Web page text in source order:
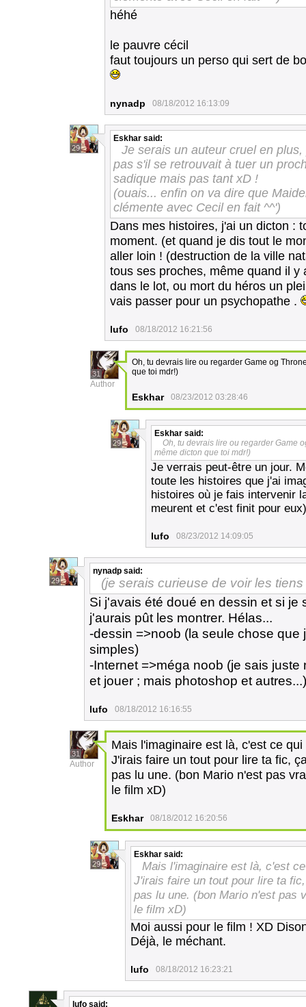
héhé
le pauvre cécil
faut toujours un perso qui sert de
nynadp 08/18/2012 16:13:09
29
Eskhar said:
Je serais un auteur cruel en
pas s'il se retrouvait à tuer un
sadique mais pas tant xD !
(ouais... enfin on va dire que
clémente avec Cecil en fait ^^')
Dans mes histoires, j'ai un dicton :
moment. (et quand je dis tout le
aller loin ! (destruction de la ville
tous ses proches, même quand il
dans le lot, ou mort du héros un
vais passer pour un psychopathe .
lufo 08/18/2012 16:21:56
31
Author
Oh, tu devrais lire ou regarder Game og
que toi mdr!)
Eskhar 08/23/2012 03:28:46
29
Eskhar said:
Oh, tu devrais lire ou regarder Game
même dicton que toi mdr!)
Je verrais peut-être un jour.
toute les histoires que j'ai
histoires où je fais intervenir
meurent et c'est finit pour
lufo 08/23/2012 14:09:05
29
nynadp said:
(je serais curieuse de voir les
Si j'avais été doué en dessin et si je
j'aurais pût les montrer. Hélas...
-dessin =>noob (la seule chose
simples)
-Internet =>méga noob (je sais
et jouer ; mais photoshop et autres...)
lufo 08/18/2012 16:16:55
31
Author
Mais l'imaginaire est là, c'est ce
J'irais faire un tout pour lire ta fic,
pas lu une. (bon Mario n'est pas
le film xD)
Eskhar 08/18/2012 16:20:56
29
Eskhar said:
Mais l'imaginaire est là, c'est
J'irais faire un tout pour lire ta
pas lu une. (bon Mario n'est pas
le film xD)
Moi aussi pour le film ! XD
Déjà, le méchant.
lufo 08/18/2012 16:23:21
lufo said: